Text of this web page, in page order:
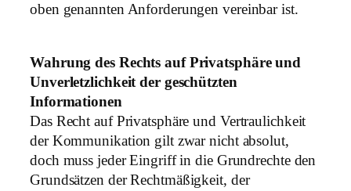
oben genannten Anforderungen vereinbar ist.
Wahrung des Rechts auf Privatsphäre und
Unverletzlichkeit der geschützten
Informationen
Das Recht auf Privatsphäre und Vertraulichkeit
der Kommunikation gilt zwar nicht absolut,
doch muss jeder Eingriff in die Grundrechte den
Grundsätzen der Rechtmäßigkeit, der